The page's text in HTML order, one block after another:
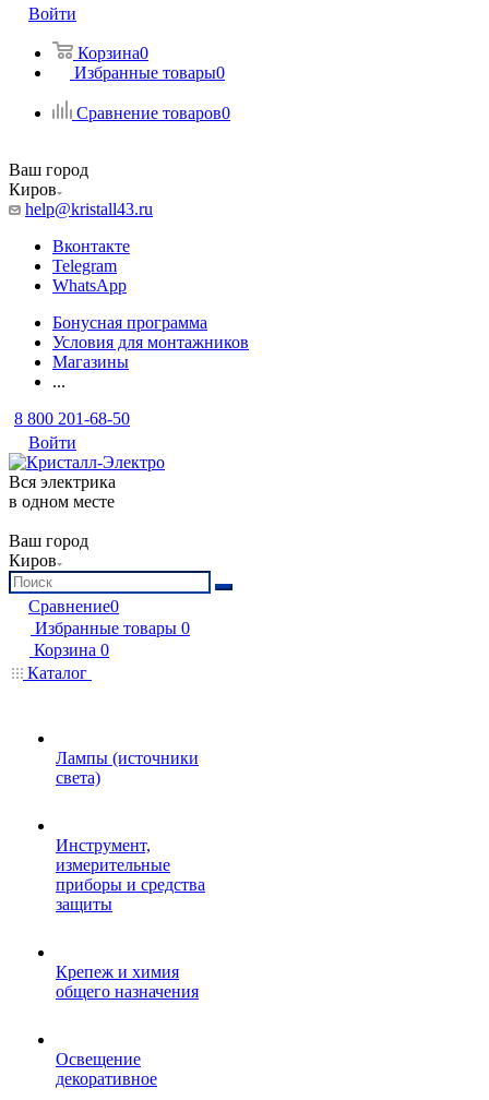
Войти
Корзина0
Избранные товары0
Сравнение товаров0
Ваш город
Киров
help@kristall43.ru
Вконтакте
Telegram
WhatsApp
Бонусная программа
Условия для монтажников
Магазины
...
8 800 201-68-50
Войти
Вся электрика
в одном месте
Ваш город
Киров
Сравнение0
Избранные товары 0
Корзина 0
Каталог
Лампы (источники
света)
Инструмент,
измерительные
приборы и средства
защиты
Крепеж и химия
общего назначения
Освещение
декоративное